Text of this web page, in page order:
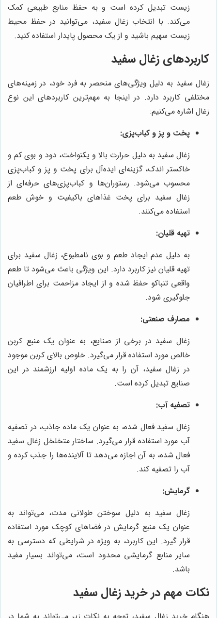
زیست تبدیل کرده است و به حفظ منابع طبیعی کمک
می‌کند. با انتخاب زغال سفید، می‌توانید در حفظ محیط
زیست سهیم باشید و از یک محصول پایدار استفاده کنید.
کاربردهای زغال سفید
زغال سفید به دلیل ویژگی‌های منحصر به فرد خود، در زمینه‌های
مختلفی کاربرد دارد. در اینجا به مهم‌ترین کاربردهای این نوع
زغال اشاره می‌کنیم:
پخت و پز و کباب‌پزی:
زغال سفید به دلیل حرارت بالا و یکنواخت، دود و بوی کم و
خاکستر اندک، گزینه‌ای ایده‌آل برای پخت و پز و کباب‌پزی
محسوب می‌شود. رستوران‌ها و کباب‌پزی‌های حرفه‌ای از
زغال سفید برای پخت غذاهای باکیفیت و خوش طعم
استفاده می‌کنند.
تهیه قلیان:
به دلیل عدم ایجاد طعم و بوی نامطبوع، زغال سفید برای
تهیه قلیان نیز کاربرد دارد. این ویژگی باعث می‌شود تا طعم
واقعی تنباکو حفظ شده و از ایجاد مزاحمت برای اطرافیان
جلوگیری شود.
مصارف صنعتی:
زغال سفید در برخی از صنایع، به عنوان یک منبع کربن
خالص مورد استفاده قرار می‌گیرد. خلوص بالای کربن موجود
در زغال سفید، آن را به یک ماده اولیه ارزشمند در این
صنایع تبدیل کرده است.
تصفیه آب:
زغال سفید فعال شده، به عنوان یک ماده جاذب، در تصفیه
آب مورد استفاده قرار می‌گیرد. ساختار متخلخل زغال سفید
فعال شده، به آن اجازه می‌دهد تا آلاینده‌ها را جذب کرده و
آب را تصفیه کند.
گرمایش:
زغال سفید به دلیل سوختن طولانی مدت، می‌تواند به
عنوان یک منبع گرمایش در فضاهای کوچک مورد استفاده
قرار گیرد. این کاربرد، به ویژه در شرایطی که دسترسی به
سایر منابع گرمایشی محدود است، می‌تواند بسیار مفید
باشد.
نکات مهم در خرید زغال سفید